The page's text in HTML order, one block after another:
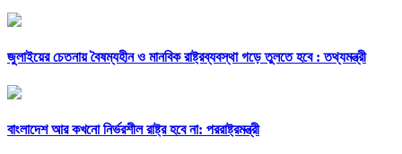
জুলাইয়ের চেতনায় বৈষম্যহীন ও মানবিক রাষ্ট্রব্যবস্থা গড়ে তুলতে হবে : তথ্যমন্ত্রী
বাংলাদেশ আর কখনো নির্ভরশীল রাষ্ট্র হবে না: পররাষ্ট্রমন্ত্রী